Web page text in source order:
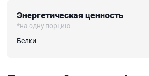
Энергетическая ценность
*на одну порцию
Белки